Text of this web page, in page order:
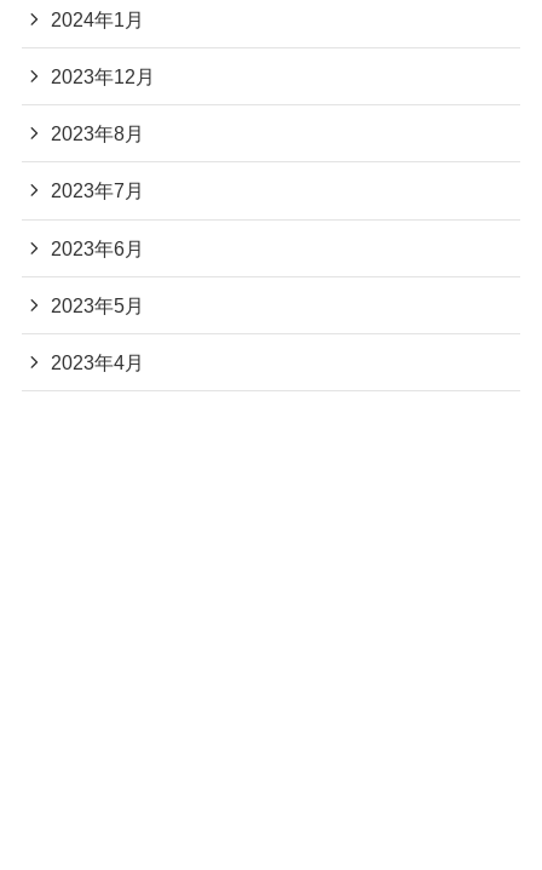
2024年1月
2023年12月
2023年8月
2023年7月
2023年6月
2023年5月
2023年4月